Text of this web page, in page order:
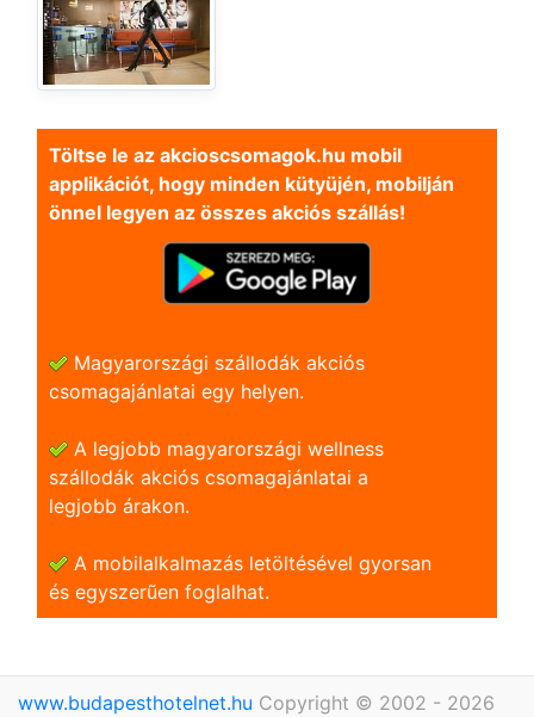
Töltse le az akcioscsomagok.hu mobil
applikációt, hogy minden kütyüjén, mobilján
önnel legyen az összes akciós szállás!
Magyarországi szállodák akciós
csomagajánlatai egy helyen.
A legjobb magyarországi wellness
szállodák akciós csomagajánlatai a
legjobb árakon.
A mobilalkalmazás letöltésével gyorsan
és egyszerũen foglalhat.
www.budapesthotelnet.hu Copyright © 2002 - 2026